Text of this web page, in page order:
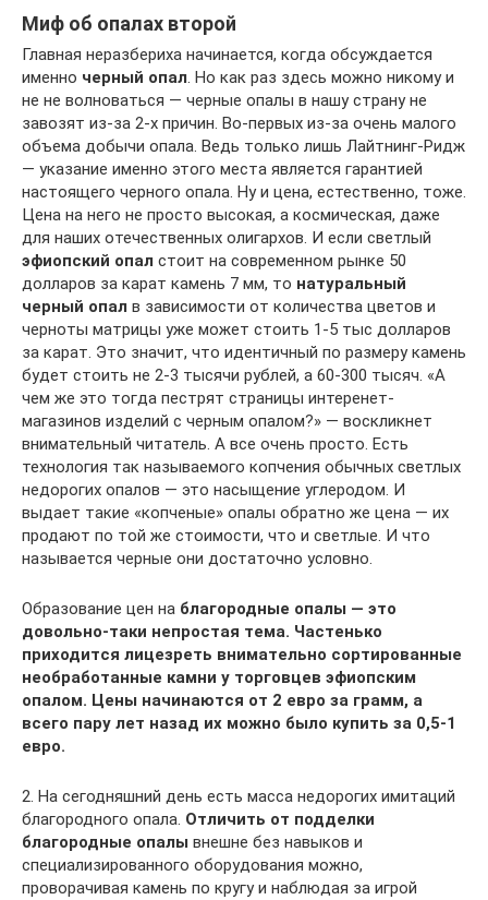
Миф об опалах второй
Главная неразбериха начинается, когда обсуждается
именно черный опал. Но как раз здесь можно никому и
не не волноваться — черные опалы в нашу страну не
завозят из-за 2-х причин. Во-первых из-за очень малого
объема добычи опала. Ведь только лишь Лайтнинг-Ридж
— указание именно этого места является гарантией
настоящего черного опала. Ну и цена, естественно, тоже.
Цена на него не просто высокая, а космическая, даже
для наших отечественных олигархов. И если светлый
эфиопский опал стоит на современном рынке 50
долларов за карат камень 7 мм, то натуральный
черный опал в зависимости от количества цветов и
черноты матрицы уже может стоить 1-5 тыс долларов
за карат. Это значит, что идентичный по размеру камень
будет стоить не 2-3 тысячи рублей, а 60-300 тысяч. «А
чем же это тогда пестрят страницы интеренет-
магазинов изделий с черным опалом?» — воскликнет
внимательный читатель. А все очень просто. Есть
технология так называемого копчения обычных светлых
недорогих опалов — это насыщение углеродом. И
выдает такие «копченые» опалы обратно же цена — их
продают по той же стоимости, что и светлые. И что
называется черные они достаточно условно.
Образование цен на благородные опалы — это
довольно-таки непростая тема. Частенько
приходится лицезреть внимательно сортированные
необработанные камни у торговцев эфиопским
опалом. Цены начинаются от 2 евро за грамм, а
всего пару лет назад их можно было купить за 0,5-1
евро.
2. На сегодняшний день есть масса недорогих имитаций
благородного опала. Отличить от подделки
благородные опалы внешне без навыков и
специализированного оборудования можно,
проворачивая камень по кругу и наблюдая за игрой